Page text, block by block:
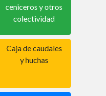
ceniceros y otros
colectividad
Caja de caudales
y huchas